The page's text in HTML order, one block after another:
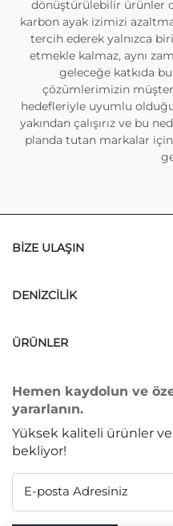
dönüştürülebilir ürünler
karbon ayak izimizi
tercih ederek yalnızca
etmekle kalmaz, aynı
geleceğe katkıda
çözümlerimizin
hedefleriyle uyumlu
yakından çalışırız ve bu
planda tutan markalar
BIZE ULAŞIN
DENIZCILIK
ÜRÜNLER
Hemen kaydolun ve
yararlanın.
Yüksek kaliteli ürünler ve
bekliyor!
E-posta Adresiniz